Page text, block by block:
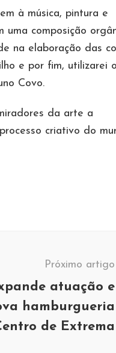
à música, pintura e
composição
na elaboração das
e por fim, utilizarei o
Covo.
da arte a
criativo do
Próximo artigo
atuação e
hamburgueria
de Extrema